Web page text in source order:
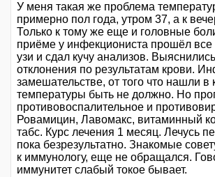
У меня такая же проблема
примерно пол года, утром 37, а к
Только к тому же еще и головные
приёме у инфекциониста прошёл все
узи и сдал кучу анализов.
отклонения по результатам крови.
замешательстве, от того что нашли в
температуры быть не должно. Но
противовоспалительное и
Ровамицин, Лавомакс, витаминный
табс. Курс лечения 1 месяц. Лечусь
пока безрезультатно. Знакомые
к иммунологу, еще не обращался.
иммунитет слабый токое бывает.